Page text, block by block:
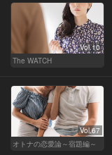
Vol.10
The WATCH
Vol.67
オトナの恋愛論～宿題編～